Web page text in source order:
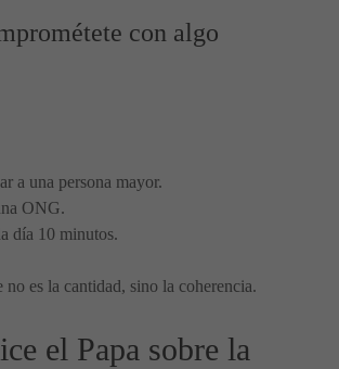
con algo
a una persona mayor.
ONG.
día 10 minutos.
no es la cantidad, sino la coherencia.
el Papa sobre la